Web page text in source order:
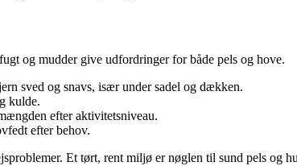
og mudder give udfordringer for både pels og hove.
sved og snavs, især under sadel og dækken.
kulde.
efter aktivitetsniveau.
efter behov.
Et tørt, rent miljø er nøglen til sund pels og